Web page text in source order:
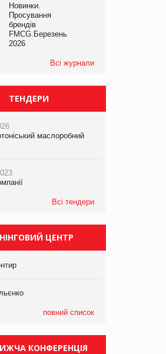
про
покупці
збиток у першому півріччі
Новинки.
Просування
брендів
FMCG.Березень
2026
Всі журнали
ТЕНДЕРИ
маслоробний
Всі тендери
ЦЕНТР
повний список
КОНФЕРЕНЦІЯ